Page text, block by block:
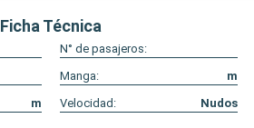
Ficha Técnica
N° de pasajeros:
Manga:
m
m Velocidad: Nudos